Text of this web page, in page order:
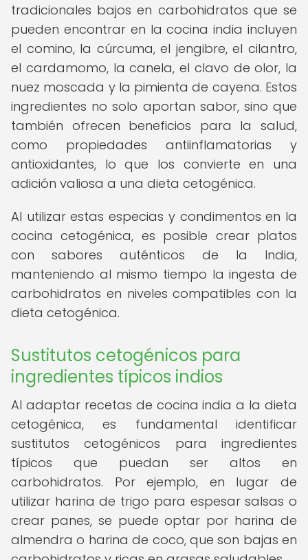
tradicionales bajos en carbohidratos que se
pueden encontrar en la cocina india incluyen
el comino, la cúrcuma, el jengibre, el cilantro,
el cardamomo, la canela, el clavo de olor, la
nuez moscada y la pimienta de cayena. Estos
ingredientes no solo aportan sabor, sino que
también ofrecen beneficios para la salud,
como propiedades antiinflamatorias y
antioxidantes, lo que los convierte en una
adición valiosa a una dieta cetogénica.
Al utilizar estas especias y condimentos en la
cocina cetogénica, es posible crear platos
con sabores auténticos de la India,
manteniendo al mismo tiempo la ingesta de
carbohidratos en niveles compatibles con la
dieta cetogénica.
Sustitutos cetogénicos para
ingredientes típicos indios
Al adaptar recetas de cocina india a la dieta
cetogénica, es fundamental identificar
sustitutos cetogénicos para ingredientes
típicos que puedan ser altos en
carbohidratos. Por ejemplo, en lugar de
utilizar harina de trigo para espesar salsas o
crear panes, se puede optar por harina de
almendra o harina de coco, que son bajas en